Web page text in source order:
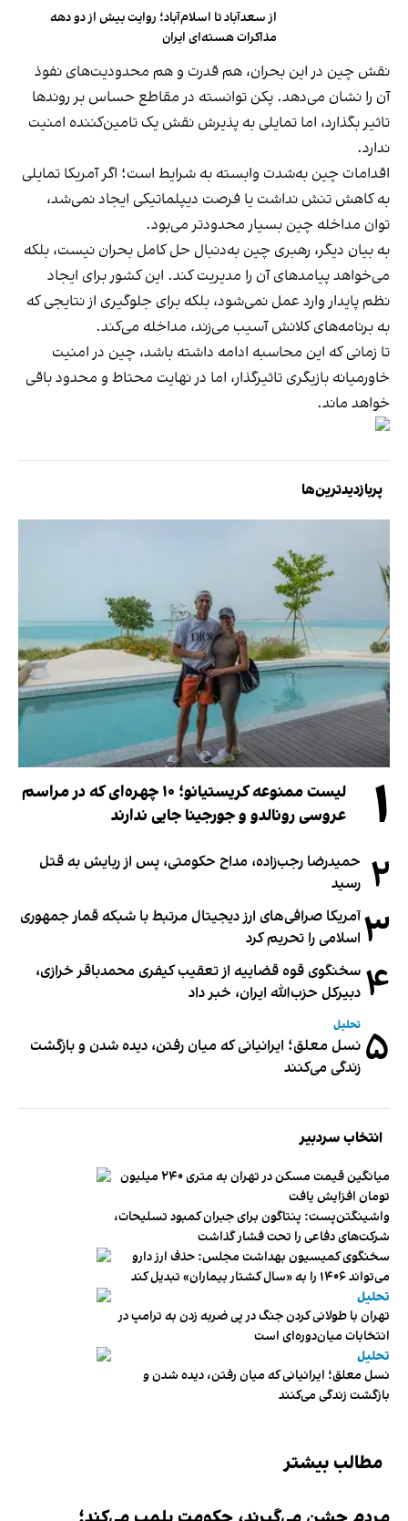
از سعدآباد تا اسلام‌آباد؛ روایت بیش از دو دهه
مذاکرات هسته‌ای ایران
نقش چین در این بحران، هم قدرت و هم محدودیت‌های نفوذ
آن را نشان می‌دهد. پکن توانسته در مقاطع حساس بر روندها
تاثیر بگذارد، اما تمایلی به پذیرش نقش یک تامین‌کننده امنیت
ندارد.
اقدامات چین به‌شدت وابسته به شرایط است؛ اگر آمریکا تمایلی
به کاهش تنش نداشت یا فرصت دیپلماتیکی ایجاد نمی‌شد،
توان مداخله چین بسیار محدودتر می‌بود.
به بیان دیگر، رهبری چین به‌دنبال حل کامل بحران نیست، بلکه
می‌خواهد پیامدهای آن را مدیریت کند. این کشور برای ایجاد
نظم پایدار وارد عمل نمی‌شود، بلکه برای جلوگیری از نتایجی که
به برنامه‌های کلانش آسیب می‌زند، مداخله می‌کند.
تا زمانی که این محاسبه ادامه داشته باشد، چین در امنیت
خاورمیانه بازیگری تاثیرگذار، اما در نهایت محتاط و محدود باقی
خواهد ماند.
پربازدیدترین‌ها
۱
لیست ممنوعه کریستیانو؛ ۱۰ چهره‌ای که در مراسم
عروسی رونالدو و جورجینا جایی ندارند
۲ حمیدرضا رجب‌زاده، مداح حکومتی، پس از ربایش به قتل
رسید
۳آمریکا صرافی‌های ارز دیجیتال مرتبط با شبکه قمار جمهوری
اسلامی را تحریم کرد
۴ سخنگوی قوه قضاییه از تعقیب کیفری محمدباقر خرازی،
دبیر‌کل حزب‌الله ایران، خبر داد
۵ تحلیل
نسل معلق؛ ایرانیانی که میان رفتن، دیده شدن و بازگشت
زندگی می‌کنند
انتخاب سردبیر
میانگین قیمت مسکن در تهران به متری ۲۴۰ میلیون
تومان افزایش یافت
واشینگتن‌پست: پنتاگون برای جبران کمبود تسلیحات،
شرکت‌های دفاعی را تحت فشار گذاشت
سخنگوی کمیسیون بهداشت مجلس: حذف ارز دارو
می‌تواند ۱۴۰۶ را به «سال کشتار بیماران» تبدیل کند
تحلیل
تهران با طولانی کردن جنگ در پی ضربه زدن به ترامپ در
انتخابات میان‌دوره‌ای است
تحلیل
نسل معلق؛ ایرانیانی که میان رفتن، دیده شدن و
بازگشت زندگی می‌کنند
مطالب بیشتر